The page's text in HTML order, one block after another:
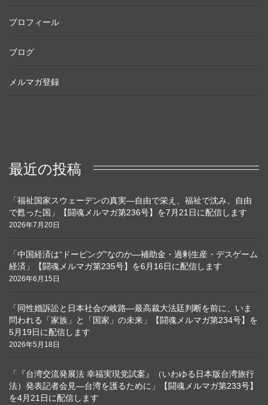
プロフィール
ブログ
メルマガ登録
最近の投稿
「福祉国家スウェーデンの真実―自由で栄え、福祉で沈み、自由
で甦った国」【闘魂メルマガ第236号】を7月21日に配信します
2026年7月20日
「中国経済は“ドーピング”なのか―補助金・過剰生産・デスゲーム
経済」【闘魂メルマガ第235号】を6月16日に配信します
2026年6月15日
「同性婚訴訟と日本社会の岐路―最高裁大法廷判断を前に、いま
問われる「家族」と「国家」の未来」【闘魂メルマガ第234号】を
5月19日に配信します
2026年5月18日
「『台湾交流発展法 幸福実現党試案』（いわゆる日本版台湾旅行
法）発表記者会見―台湾を護るために」【闘魂メルマガ第233号】
を4月21日に配信します